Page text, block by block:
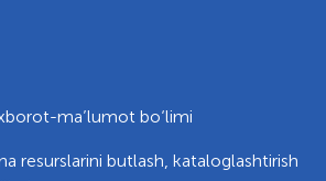
ma’lumot bo‘limi
resurslarini butlash, kataloglashtirish